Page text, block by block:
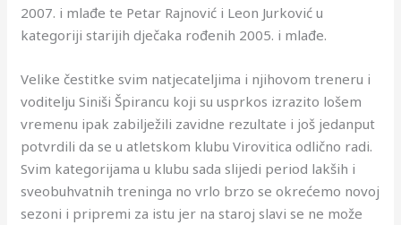
2007. i mlađe te Petar Rajnović i Leon Jurković u
kategoriji starijih dječaka rođenih 2005. i mlađe.
Velike čestitke svim natjecateljima i njihovom treneru i
voditelju Siniši Špirancu koji su usprkos izrazito lošem
vremenu ipak zabilježili zavidne rezultate i još jedanput
potvrdili da se u atletskom klubu Virovitica odlično radi.
Svim kategorijama u klubu sada slijedi period lakših i
sveobuhvatnih treninga no vrlo brzo se okrećemo novoj
sezoni i pripremi za istu jer na staroj slavi se ne može